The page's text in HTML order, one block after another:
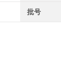
批号